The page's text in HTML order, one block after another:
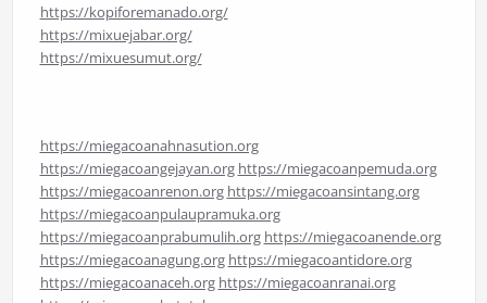
https://kopiforemanado.org/
https://mixuejabar.org/
https://mixuesumut.org/
https://miegacoanahnasution.org
https://miegacoangejayan.org https://miegacoanpemuda.org
https://miegacoanrenon.org https://miegacoansintang.org
https://miegacoanpulaupramuka.org
https://miegacoanprabumulih.org https://miegacoanende.org
https://miegacoanagung.org https://miegacoantidore.org
https://miegacoanaceh.org https://miegacoanranai.org